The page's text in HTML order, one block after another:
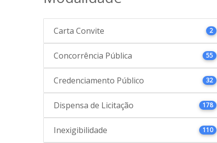
Carta Convite 2
Concorrência Pública 55
Credenciamento Público 32
Dispensa de Licitação 178
Inexigibilidade 110